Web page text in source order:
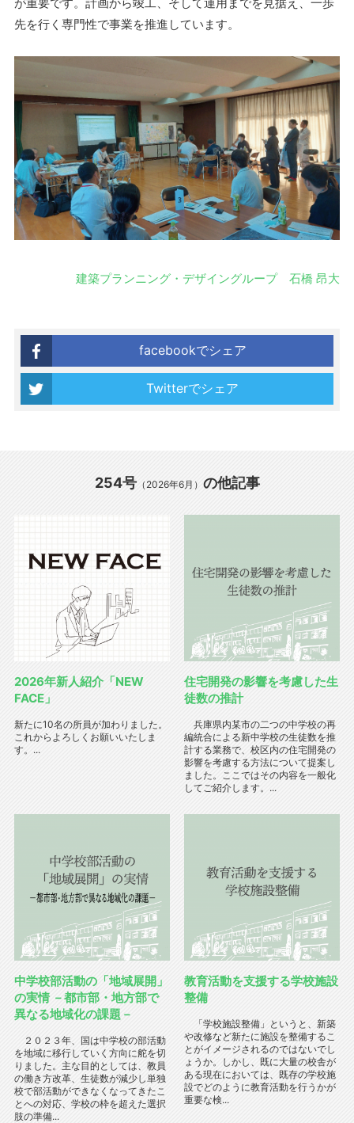
先を行く専門性で事業を推進しています。
建築プランニング・デザイングループ 石橋 昂大
facebookでシェア
Twitterでシェア
254号（2026年6月） の他記事
2026年新人紹介「NEW
FACE」
新たに10名の所員が加わりました。
これからよろしくお願いいたしま
す。...
住宅開発の影響を考慮した生
徒数の推計
兵庫県内某市の二つの中学校の再
編統合による新中学校の生徒数を推
計する業務で、校区内の住宅開発の
影響を考慮する方法について提案し
ました。ここではその内容を一般化
してご紹介します。...
中学校部活動の「地域展開」
の実情 －都市部・地方部で
異なる地域化の課題－
２０２３年、国は中学校の部活動
を地域に移行していく方向に舵を切
りました。主な目的としては、教員
の働き方改革、生徒数が減少し単独
校で部活動ができなくなってきたこ
とへの対応、学校の枠を超えた選択
肢の準備...
教育活動を支援する学校施設
整備
「学校施設整備」というと、新築
や改修など新たに施設を整備するこ
とがイメージされるのではないでし
ょうか。しかし、既に大量の校舎が
ある現在においては、既存の学校施
設でどのように教育活動を行うかが
重要な検...